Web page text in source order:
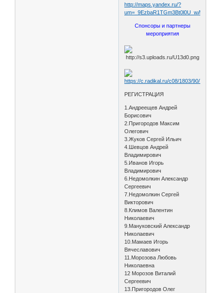
http://maps.yandex.ru/?
Спонсоры и партнеры
мероприятия
РЕГИСТРАЦИЯ
1.Андреещев Андрей
Борисович
2.Пригородов Максим
Олегович
3.Жуков Сергей Ильич
4.Шевцов Андрей
Владимирович
5.Иванов Игорь
Владимирович
6.Недомолкин Александр
Сергеевич
7.Недомолкин Сергей
Викторович
8.Климов Валентин
Николаевич
9.Мануковский Александр
Николаевич
10.Мамаев Игорь
Вячеславович
11.Морозова Любовь
Николаевна
12 Морозов Виталий
Сергеевич
13.Пригородов Олег